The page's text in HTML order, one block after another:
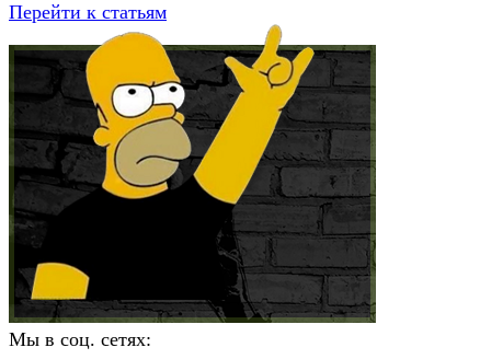
Перейти к статьям
Мы в соц. сетях: